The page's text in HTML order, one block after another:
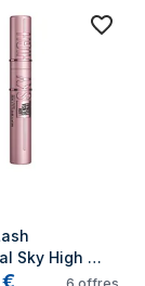
Sky High
€